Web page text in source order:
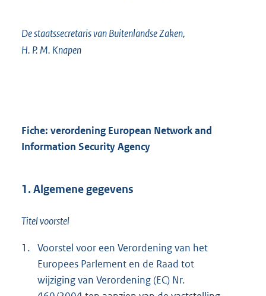
De staatssecretaris van Buitenlandse Zaken,
H. P. M. Knapen
Fiche: verordening European Network and
Information Security Agency
1. Algemene gegevens
Titel voorstel
1. Voorstel voor een Verordening van het
Europees Parlement en de Raad tot
wijziging van Verordening (EC) Nr.